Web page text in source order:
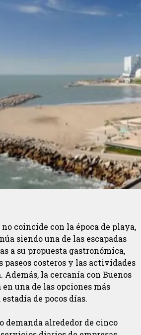
coincide con la época de playa,
siendo una de las escapadas
a su propuesta gastronómica,
paseos costeros y las actividades
la cercanía con Buenos
una de las opciones más
de pocos días.
demanda alrededor de cinco